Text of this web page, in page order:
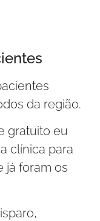
da região.
gratuito eu
clínica para
já foram os